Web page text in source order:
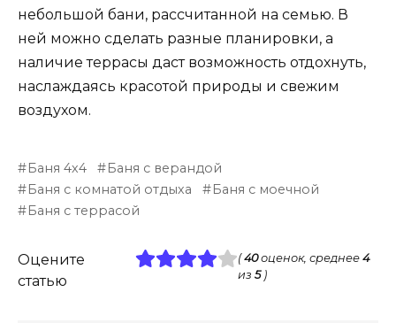
небольшой бани, рассчитанной на семью. В
ней можно сделать разные планировки, а
наличие террасы даст возможность отдохнуть,
наслаждаясь красотой природы и свежим
воздухом.
Баня 4х4
Баня с верандой
Баня с комнатой отдыха
Баня с моечной
Баня с террасой
Оцените
статью
(40оценок, среднее4
из5)